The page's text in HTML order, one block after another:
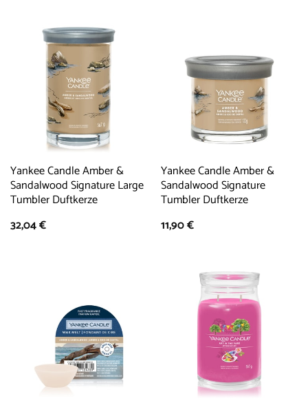
Yankee Candle Amber &
Sandalwood Signature Large
Tumbler Duftkerze
32,04€
Yankee Candle Amber &
Sandalwood Signature
Tumbler Duftkerze
11,90€